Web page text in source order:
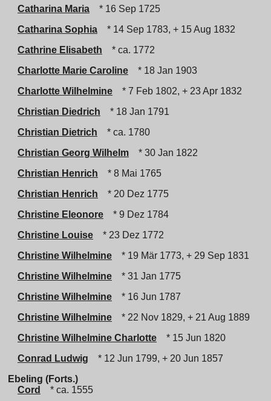
Catharina Maria
* 16 Sep 1725
Catharina Sophia
* 14 Sep 1783, + 15 Aug 1832
Cathrine Elisabeth
* ca. 1772
Charlotte Marie Caroline
* 18 Jan 1903
Charlotte Wilhelmine
* 7 Feb 1802, + 23 Apr 1832
Christian Diedrich
* 18 Jan 1791
Christian Dietrich
* ca. 1780
Christian Georg Wilhelm
* 30 Jan 1822
Christian Henrich
* 8 Mai 1765
Christian Henrich
* 20 Dez 1775
Christine Eleonore
* 9 Dez 1784
Christine Louise
* 23 Dez 1772
Christine Wilhelmine
* 19 Mär 1773, + 29 Sep 1831
Christine Wilhelmine
* 31 Jan 1775
Christine Wilhelmine
* 16 Jun 1787
Christine Wilhelmine
* 22 Nov 1829, + 21 Aug 1889
Christine Wilhelmine Charlotte
* 15 Jun 1820
Conrad Ludwig
* 12 Jun 1799, + 20 Jun 1857
Ebeling (Forts.)
Cord
* ca. 1555